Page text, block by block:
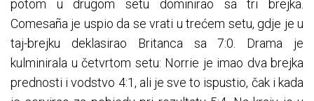
potom u drugom setu dominirao sa tri brejka.
Comesaña je uspio da se vrati u trećem setu, gdje je u
taj-brejku deklasirao Britanca sa 7:0. Drama je
kulminirala u četvrtom setu: Norrie je imao dva brejka
prednosti i vodstvo 4:1, ali je sve to ispustio, čak i kada